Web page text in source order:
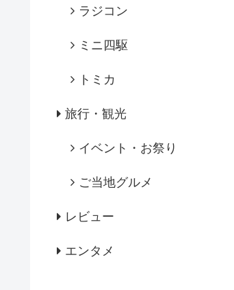
ラジコン
ミニ四駆
トミカ
旅行・観光
イベント・お祭り
ご当地グルメ
レビュー
エンタメ